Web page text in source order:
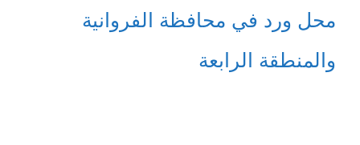
محل ورد في محافظة الفروانية
والمنطقة الرابعة